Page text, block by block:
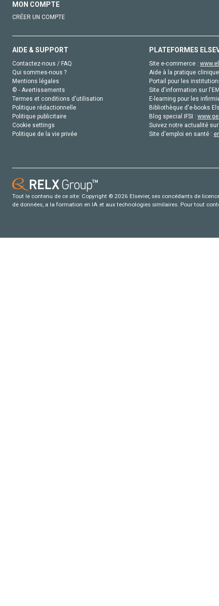
MON COMPTE
CRÉER UN COMPTE
AIDE & SUPPORT
Contactez-nous / FAQ
Qui sommes-nous ?
Mentions légales
© - Avertissements
Termes et conditions d'utilisation
Politique rédactionnelle
Politique publicitaire
Cookie settings
Politique de la vie privée
PLATEFORMES
Site e-commerce :
Aide à la pratique
Portail pour les
Site d'information sur
E-learning pour les
Bibliothèque d'e-books
Blog special IFSI :
Suivez notre actualité
Site d'emploi en santé :
Tout le contenu de ce site: Copyright © 2026 Elsevier, ses concédants de
de données, a la formation en IA et aux technologies similaires. Pour tout